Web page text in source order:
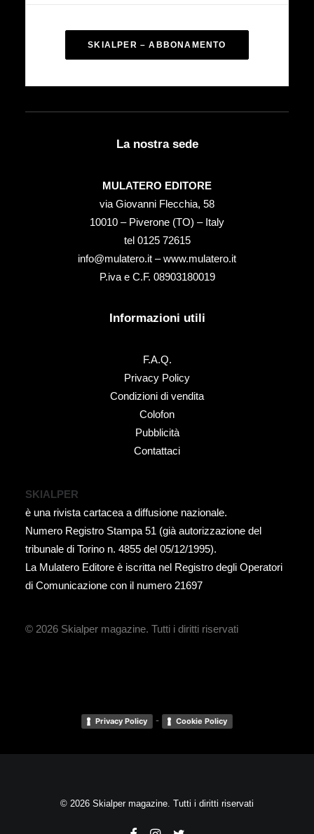
SKIALPER – ABBONAMENTO
La nostra sede
MULATERO EDITORE
via Giovanni Flecchia, 58
10010 – Piverone (TO) – Italy
tel ‭0125 72615‬
info@mulatero.it –www.mulatero.it
P.iva e C.F. 08903180019
Informazioni utili
F.A.Q.
Privacy Policy
Condizioni di vendita
Colofon
Pubblicità
Contattaci
SKIALPER
è una rivista cartacea a diffusione nazionale.
Numero Registro Stampa 51 (già autorizzazione del
tribunale di Torino n. 4855 del 05/12/1995).
La Mulatero Editore è iscritta nel Registro degli Operatori
di Comunicazione con il numero 21697
© 2026 Skialper magazine. Tutti i diritti riservati
Privacy Policy - Cookie Policy
© 2026 Skialper magazine. Tutti i diritti riservati